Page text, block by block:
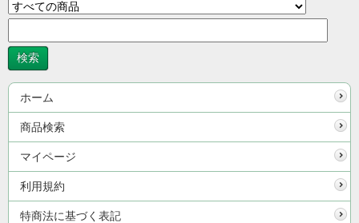
ホーム
商品検索
マイページ
利用規約
特商法に基づく表記